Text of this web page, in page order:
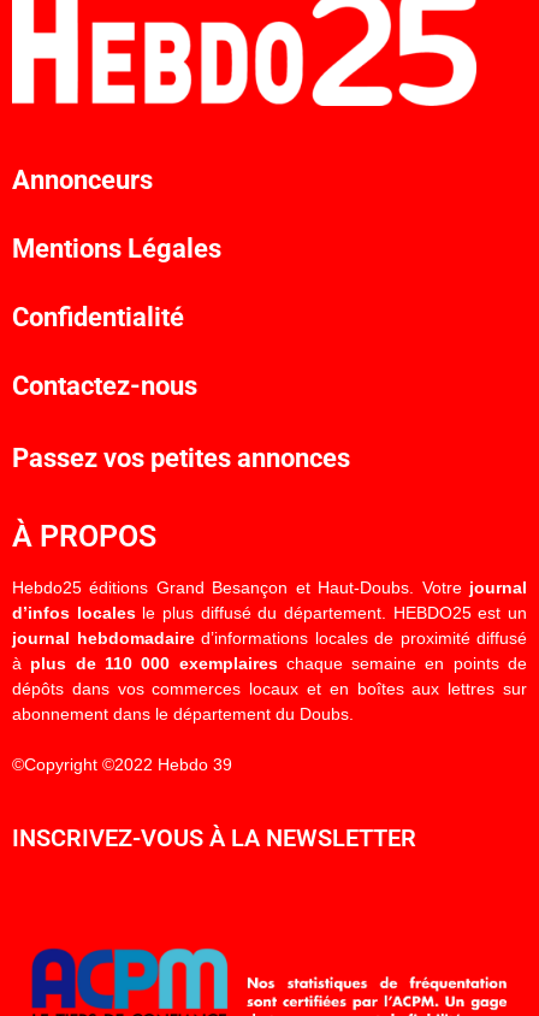
Annonceurs
Mentions Légales
Confidentialité
Contactez-nous
Passez vos petites annonces
À PROPOS
Hebdo25 éditions Grand Besançon et Haut-Doubs. Votre journal
d’infos localesle plus diffusé du département. HEBDO25 est un
journal hebdomadaired’informations locales de proximité diffusé
à plus de 110 000 exemplaireschaque semaine en points de
dépôts dans vos commerces locaux et en boîtes aux lettres sur
abonnement dans le département du Doubs.
©Copyright ©2022 Hebdo 39
INSCRIVEZ-VOUS À LA NEWSLETTER